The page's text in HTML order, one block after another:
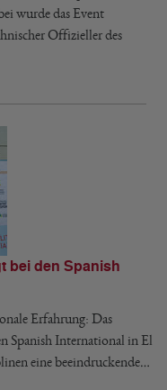
wurde das Event
Offizieller des
bei den Spanish
Erfahrung: Das
Spanish International in El
eine beeindruckende…